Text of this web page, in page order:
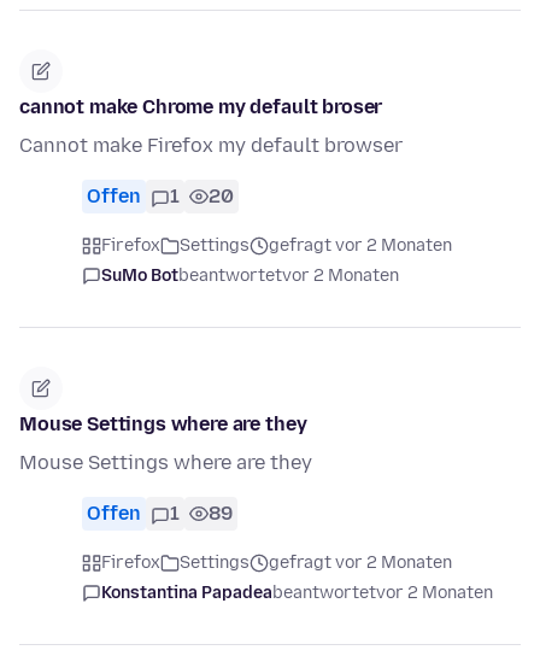
cannot make Chrome my default broser
Cannot make Firefox my default browser
Offen 1 20
Firefox Settings
gefragt vor 2 Monaten
SuMo Botbeantwortetvor 2 Monaten
Mouse Settings where are they
Mouse Settings where are they
Offen 1 89
Firefox Settings
gefragt vor 2 Monaten
Konstantina Papadeabeantwortetvor 2 Monaten